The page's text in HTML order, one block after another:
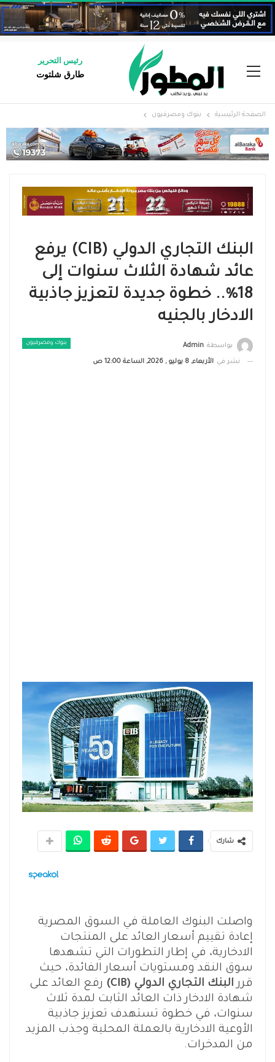
رئيس التحرير
طارق شلتوت
الصفحة الرئيسية بنوك ومصرفيون
البنك التجاري الدولي (CIB) يرفع
عائد شهادة الثلاث سنوات إلى
18%.. خطوة جديدة لتعزيز جاذبية
الادخار بالجنيه
بنوك ومصرفيون بواسطة Admin
نشر في الأربعاء, 8 يوليو , 2026, الساعة 12:00 ص
شارك
واصلت البنوك العاملة في السوق المصرية
إعادة تقييم أسعار العائد على المنتجات
الادخارية، في إطار التطورات التي تشهدها
سوق النقد ومستويات أسعار الفائدة، حيث
قرر البنك التجاري الدولي (CIB)
رفع العائد على
شهادة الادخار ذات العائد الثابت لمدة ثلاث
سنوات، في خطوة تستهدف تعزيز جاذبية
الأوعية الادخارية بالعملة المحلية وجذب المزيد
من المدخرات.